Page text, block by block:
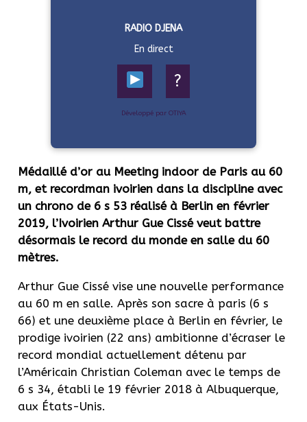
RADIO DJENA
En direct
?
Développé par OTIYA
Médaillé d’or au Meeting indoor de Paris au 60
m, et recordman ivoirien dans la discipline avec
un chrono de 6 s 53 réalisé à Berlin en février
2019, l’Ivoirien Arthur Gue Cissé veut battre
désormais le record du monde en salle du 60
mètres.
Arthur Gue Cissé vise une nouvelle performance
au 60 m en salle. Après son sacre à paris (6 s
66) et une deuxième place à Berlin en février, le
prodige ivoirien (22 ans) ambitionne d’écraser le
record mondial actuellement détenu par
l’Américain Christian Coleman avec le temps de
6 s 34, établi le 19 février 2018 à Albuquerque,
aux États-Unis.